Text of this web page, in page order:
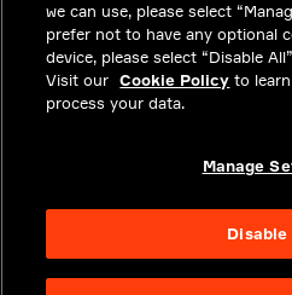
문의하기
개인정보보호정책
법률 및 규정 준수
we can use, please select
prefer not to have any optional
device, please select “Disable
Visit our Cookie Policy to
process your data.
Manage
Disable